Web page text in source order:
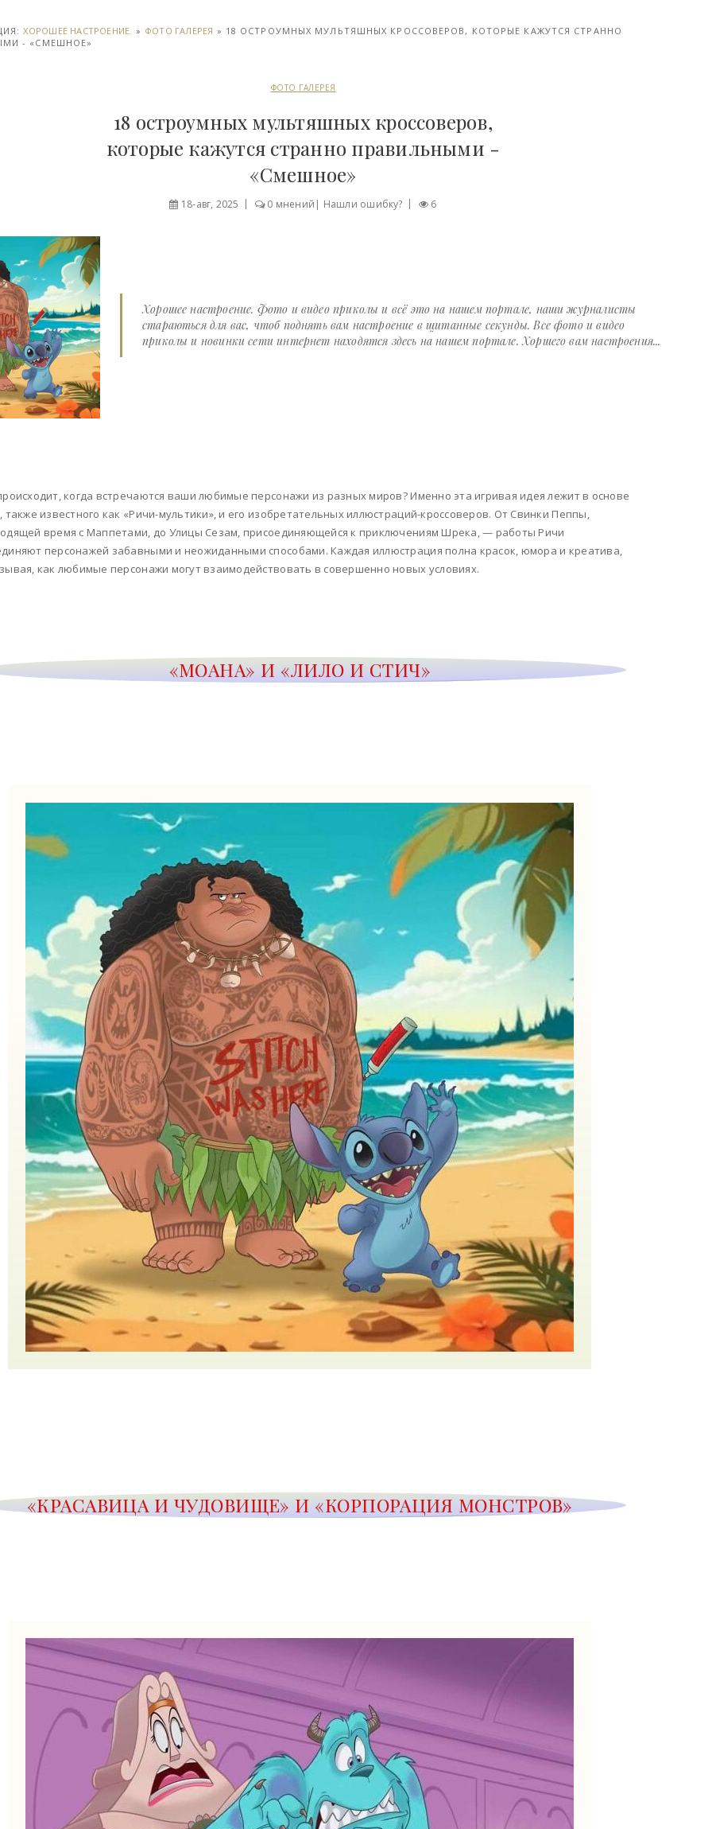
ХОРОШЕЕ НАСТРОЕНИЕ. » ФОТО ГАЛЕРЕЯ » 18 ОСТРОУМНЫХ МУЛЬТЯШНЫХ КРОССОВЕРОВ, КОТОРЫЕ КАЖУТСЯ СТРАННО
- «СМЕШНОЕ»
ФОТО ГАЛЕРЕЯ
18 остроумных мультяшных кроссоверов,
которые кажутся странно правильными -
«Смешное»
18-авг, 2025 0 мнений | Нашли ошибку? 6
Хорошее настроение. Фото и видео приколы и всё это на нашем портале, наши журналисты
стараються для вас, чтоб поднять вам настроение в щитанные секунды. Все фото и видео
приколы и новинки сети интернет находятся здесь на нашем портале. Хоршего вам настроения...
когда встречаются ваши любимые персонажи из разных миров? Именно эта игривая идея лежит в основе
также известного как «Ричи-мультики», и его изобретательных иллюстраций-кроссоверов. От Свинки Пеппы,
время с Маппетами, до Улицы Сезам, присоединяющейся к приключениям Шрека, — работы Ричи
персонажей забавными и неожиданными способами. Каждая иллюстрация полна красок, юмора и креатива,
как любимые персонажи могут взаимодействовать в совершенно новых условиях.
«МОАНА» И «ЛИЛО И СТИЧ»
«КРАСАВИЦА И ЧУДОВИЩЕ» И «КОРПОРАЦИЯ МОНСТРОВ»